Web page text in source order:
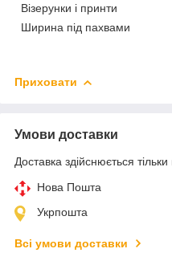
Візерунки і принти
Ширина під пахвами
Приховати
Умови доставки
Доставка здійснюється
Нова Пошта
Укрпошта
Всі умови доставки